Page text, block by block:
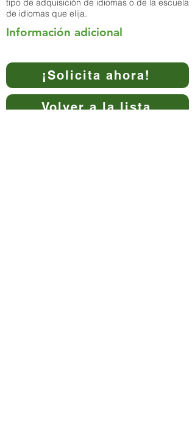
tipo de adquisición de idiomas o de la escuela
de idiomas que elija.
Información adicional
¡Solicita ahora!
Volver a la lista